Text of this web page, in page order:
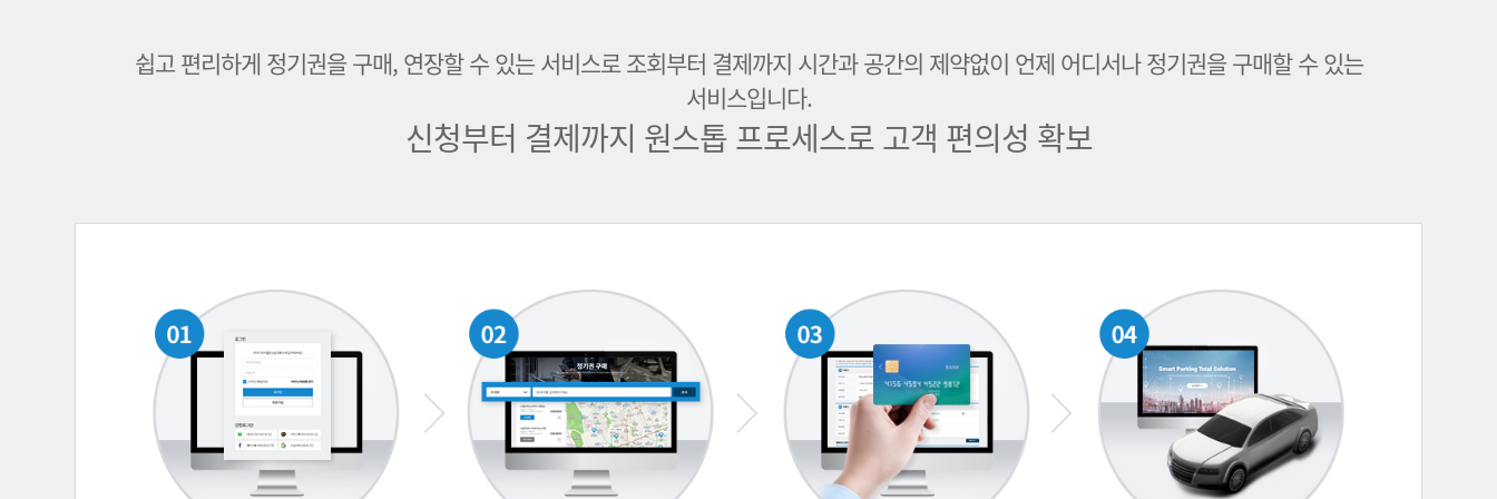
쉽고 편리하게 정기권을 구매, 연장할 수 있는 서비스로 조회부터 결제까지 시간과 공간의 제약없이 언제 어디서나 정기권을 구매할 수 있는
서비스입니다.
신청부터 결제까지 원스톱 프로세스로 고객 편의성 확보